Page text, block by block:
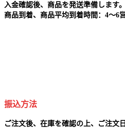
入金確認後、商品を発送準備します
商品到着、商品平均到着時間：4～6営
振込方法
ご注文後、在庫を確認の上、ご注文